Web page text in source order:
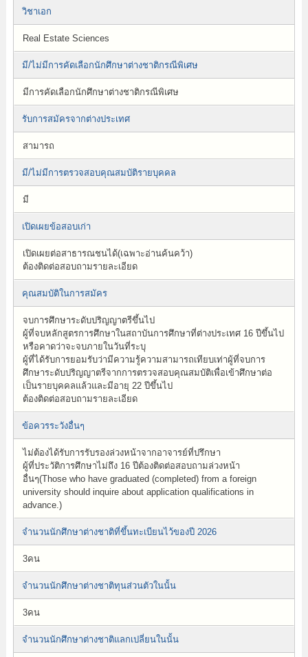
วิชาเอก
Real Estate Sciences
มี/ไม่มีการคัดเลือกนักศึกษาต่างชาติกรณีพิเศษ
มีการคัดเลือกนักศึกษาต่างชาติกรณีพิเศษ
รับการสมัครจากต่างประเทศ
สามารถ
มี/ไม่มีการตรวจสอบคุณสมบัติรายบุคคล
มี
เปิดเผยข้อสอบเก่า
เปิดเผยต่อสาธารณชนได้(เฉพาะอ่านค้นคว้า)
ต้องติดต่อสอบถามรายละเอียด
คุณสมบัติในการสมัคร
จบการศึกษาระดับปริญญาตรีขึ้นไป
ผู้ที่จบหลักสูตรการศึกษาในสถาบันการศึกษาที่ต่างประเทศ 16 ปีขึ้นไป
หรือคาดว่าจะจบภายในวันที่ระบุ
ผู้ที่ได้รับการยอมรับว่ามีความรู้ความสามารถเทียบเท่าผู้ที่จบการ
ศึกษาระดับปริญญาตรีจากการตรวจสอบคุณสมบัติเพื่อเข้าศึกษาต่อ
เป็นรายบุคคลแล้วและมีอายุ 22 ปีขึ้นไป
ต้องติดต่อสอบถามรายละเอียด
ข้อควรระวังอื่นๆ
ไม่ต้องได้รับการรับรองล่วงหน้าจากอาจารย์ที่ปรึกษา
ผู้ที่ประวัติการศึกษาไม่ถึง 16 ปีต้องติดต่อสอบถามล่วงหน้า
อื่นๆ(Those who have graduated (completed) from a foreign
university should inquire about application qualifications in
advance.)
จำนวนนักศึกษาต่างชาติที่ขึ้นทะเบียนไว้ของปี 2026
3คน
จำนวนนักศึกษาต่างชาติทุนส่วนตัวในนั้น
3คน
จำนวนนักศึกษาต่างชาติแลกเปลี่ยนในนั้น